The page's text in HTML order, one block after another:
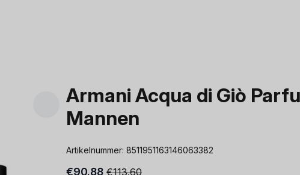
Armani Acqua di Giò
Mannen
Artikelnummer:8511951163146063382
€113.60
€90.88